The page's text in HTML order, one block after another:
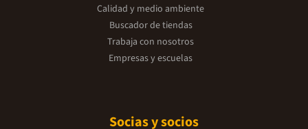
Calidad y medio ambiente
Buscador de tiendas
Trabaja con nosotros
Empresas y escuelas
Socias y socios